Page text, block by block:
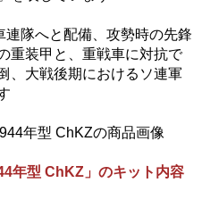
隊へと配備、攻勢時の先鋒
重装甲と、重戦車に対抗で
、大戦後期におけるソ連軍
年型 ChKZ」のキット内容